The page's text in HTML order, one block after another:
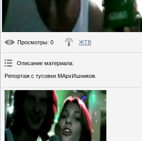
Просмотры: 0 ЖТВ
Описание материала:
Репортаж с тусовки МАрхИшников.